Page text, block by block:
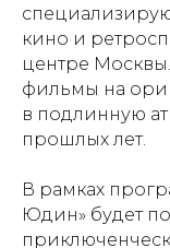
кино и
центре
фильмы на
в подлинную
прошлых лет.
В рамках
Юдин» будет